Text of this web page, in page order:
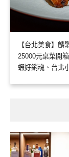
【台北美食】麟
25000元桌菜開
蝦好銷魂、台北